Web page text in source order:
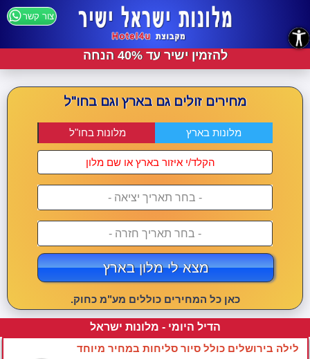
להזמין ישיר עד 40% הנחה
צור קשר
מחירים זולים גם בארץ וגם בחו"ל
מלונות בחו"ל מלונות בארץ
- בחר תאריך יציאה -
- בחר תאריך חזרה -
מצא לי מלון בארץ
כאן כל המחירים כוללים מע"מ כחוק.
הדיל היומי - מלונות ישראל
לילה בירושלים כולל סיור סליחות במחיר מיוחד
נגישות